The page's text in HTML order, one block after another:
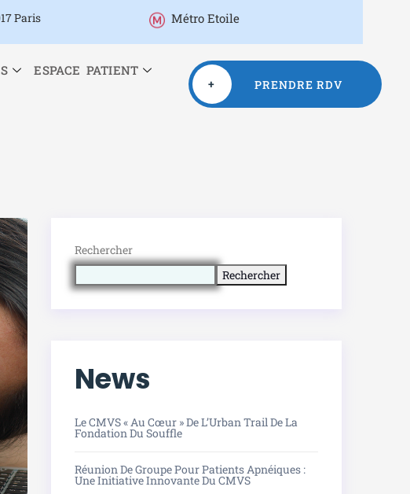
Paris Métro Etoile
ESPACE PATIENT
+ PRENDRE RDV
Rechercher
Rechercher
News
Le CMVS « Au Cœur » De L’Urban Trail De La
Fondation Du Souffle
Réunion De Groupe Pour Patients Apnéiques :
Une Initiative Innovante Du CMVS